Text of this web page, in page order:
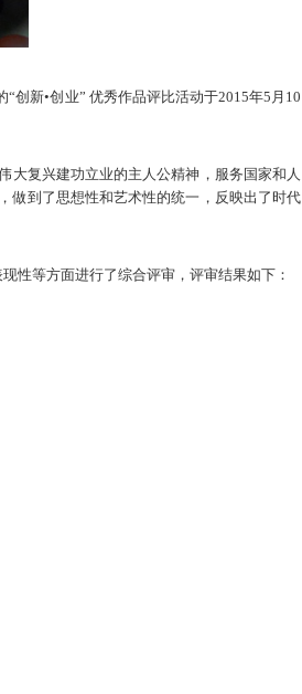
创新•创业” 优秀作品评比活动于2015年5月10
大复兴建功立业的主人公精神，服务国家和人
做到了思想性和艺术性的统一，反映出了时代
性等方面进行了综合评审，评审结果如下：